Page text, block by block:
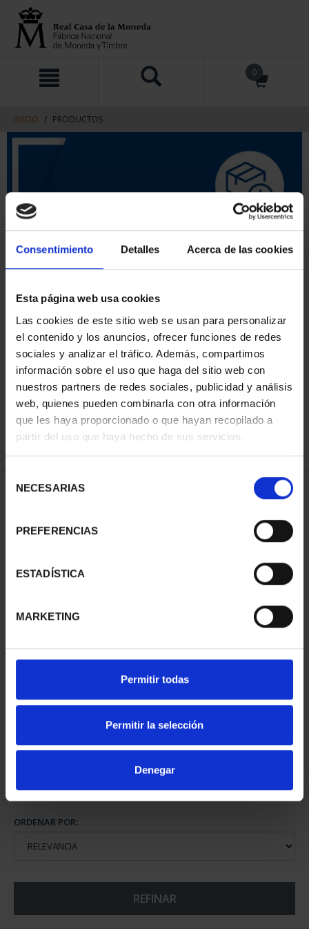
Consentimiento Detalles Acerca de las cookies
Esta página web usa cookies
Las cookies de este sitio web se usan para personalizar
el contenido y los anuncios, ofrecer funciones de redes
sociales y analizar el tráfico. Además, compartimos
información sobre el uso que haga del sitio web con
nuestros partners de redes sociales, publicidad y análisis
web, quienes pueden combinarla con otra información
que les haya proporcionado o que hayan recopilado a
partir del uso que haya hecho de sus servicios.
NECESARIAS
PREFERENCIAS
ESTADÍSTICA
MARKETING
Permitir todas
Permitir la selección
Denegar
contenido
navegacin
0
INICIO PRODUCTOS
ORDENAR POR:
REFINAR
1 Productos encontrados
CIUDADES PATRIMONIO
73,00 €
ORDENAR POR:
REFINAR